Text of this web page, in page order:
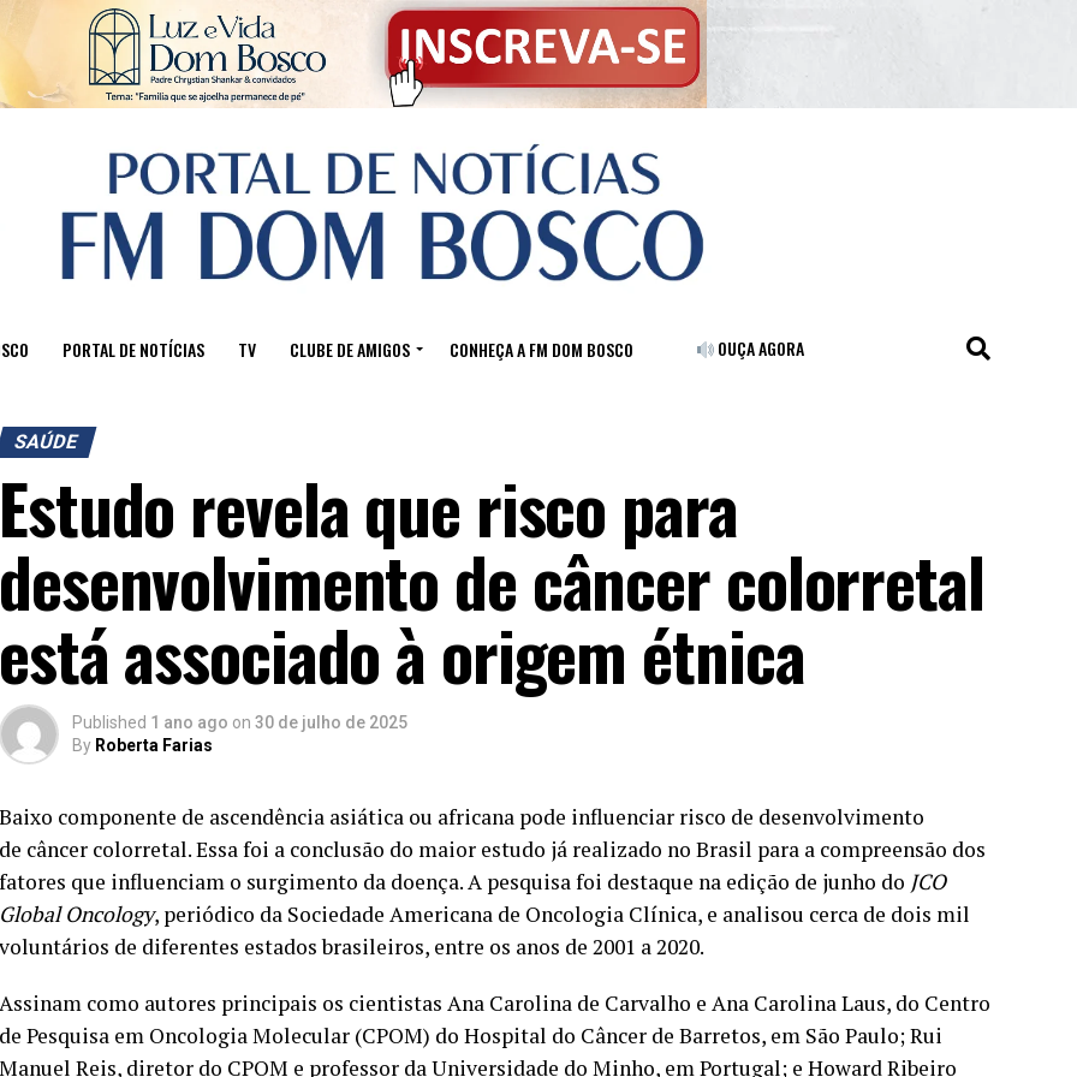
PORTAL DE NOTÍCIAS TV CLUBE DE AMIGOS CONHEÇA A FM DOM BOSCO OUÇA AGORA
SAÚDE
Estudo revela que risco para
desenvolvimento de câncer colorretal
está associado à origem étnica
Published 1 ano ago on 30 de julho de 2025
By Roberta Farias
Baixo componente de ascendência asiática ou africana pode influenciar risco de desenvolvimento
de câncer colorretal. Essa foi a conclusão do maior estudo já realizado no Brasil para a compreensão dos
fatores que influenciam o surgimento da doença. A pesquisa foi destaque na edição de junho do JCO
Global Oncology, periódico da Sociedade Americana de Oncologia Clínica, e analisou cerca de dois mil
voluntários de diferentes estados brasileiros, entre os anos de 2001 a 2020.
Assinam como autores principais os cientistas Ana Carolina de Carvalho e Ana Carolina Laus, do Centro
de Pesquisa em Oncologia Molecular (CPOM) do Hospital do Câncer de Barretos, em São Paulo; Rui
Manuel Reis, diretor do CPOM e professor da Universidade do Minho, em Portugal; e Howard Ribeiro